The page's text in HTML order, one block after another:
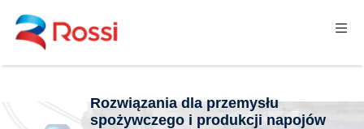
Rozwiązania dla przemysłu
spożywczego i produkcji napojów